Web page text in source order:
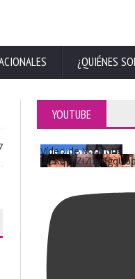
¿QUIÉNES
YOUTUBE
Vídeo de YouTube